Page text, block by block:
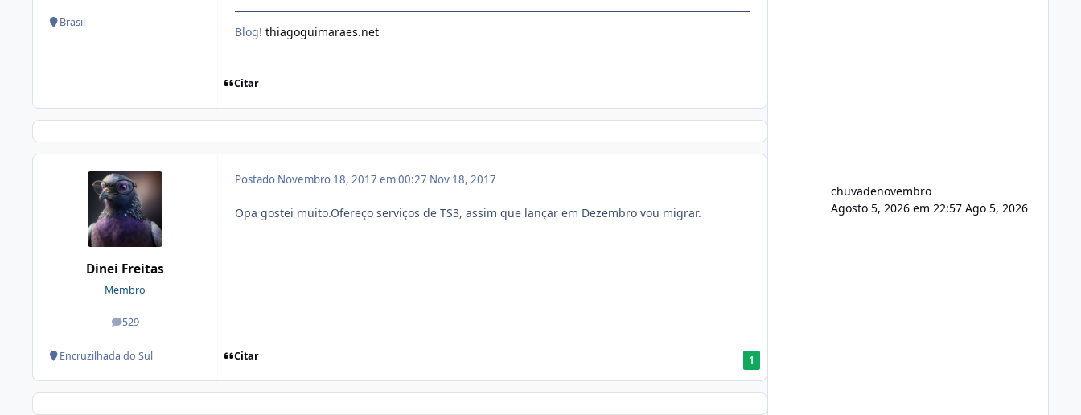
Brasil
Blog! thiagoguimaraes.net
Citar
Dinei Freitas
Membro
529
posts
Encruzilhada do Sul
Postado Novembro 18, 2017 em 00:27 Nov 18, 2017
Opa gostei muito.Ofereço serviços de TS3, assim que lançar em Dezembro vou migrar.
Citar 1
chuvadenovembro
Agosto 5, 2026 em 22:57 Ago 5, 2026